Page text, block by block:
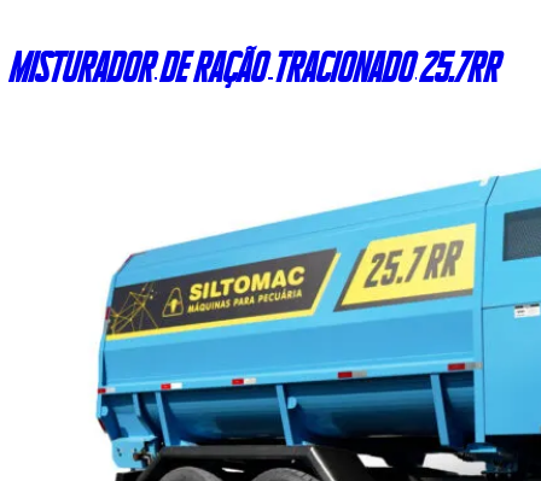
Misturador de ração tracionado 25.7RR